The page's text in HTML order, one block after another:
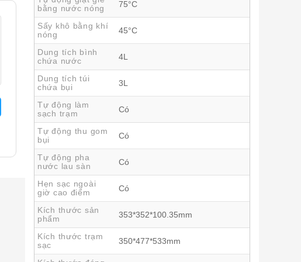
bằng nước nóng
75°C
Sấy khô bằng khí
nóng
45°C
Dung tích bình
chứa nước
4L
Dung tích túi
chứa bụi
3L
Tự động làm
sạch trạm
Có
Tự động thu gom
bụi
Có
Tự động pha
nước lau sàn
Có
Hẹn sạc ngoài
giờ cao điểm
Có
Kích thước sản
phẩm
353*352*100.35mm
Kích thước trạm
sạc
350*477*533mm